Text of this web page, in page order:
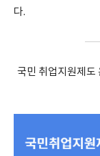
다.
국민 취업지원제도